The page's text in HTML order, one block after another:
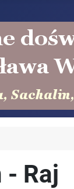
- Raj